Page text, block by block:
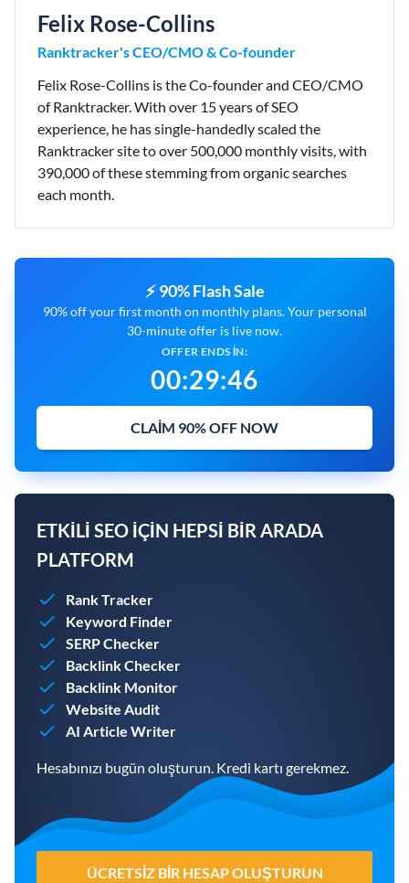
Felix Rose-Collins
Ranktracker's CEO/CMO & Co-founder
Felix Rose-Collins is the Co-founder and CEO/CMO
of Ranktracker. With over 15 years of SEO
experience, he has single-handedly scaled the
Ranktracker site to over 500,000 monthly visits, with
390,000 of these stemming from organic searches
each month.
⚡ 90% Flash Sale
90% off your first month on monthly plans. Your personal
30-minute offer is live now.
OFFER ENDS IN:
00:29:45
CLAIM 90% OFF NOW
ETKILI SEO IÇIN HEPSI BIR ARADA
PLATFORM
Rank Tracker
Keyword Finder
SERP Checker
Backlink Checker
Backlink Monitor
Website Audit
AI Article Writer
Hesabınızı bugün oluşturun. Kredi kartı gerekmez.
ÜCRETSIZ BIR HESAP OLUŞTURUN